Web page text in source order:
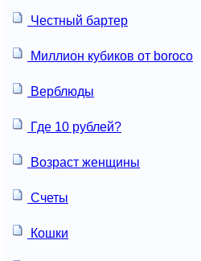
Честный бартер
Миллион кубиков от boroco
Верблюды
Где 10 рублей?
Возраст женщины
Счеты
Кошки